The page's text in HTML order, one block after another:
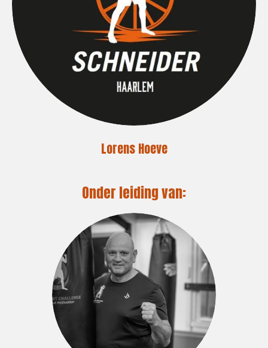
Lorens Hoeve
Onder leiding van: